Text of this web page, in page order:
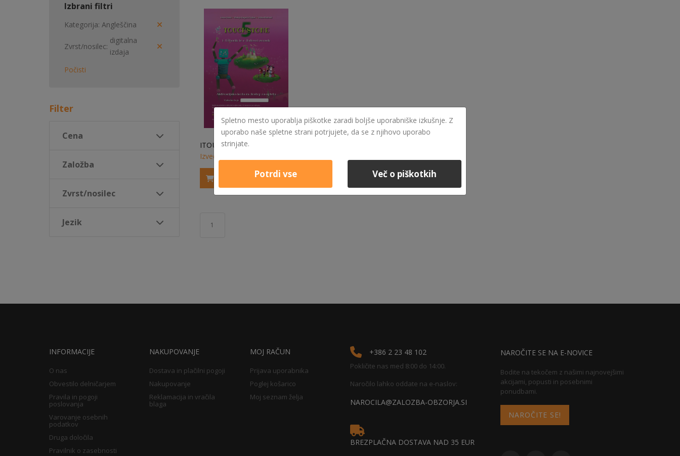
ITOUCHSTONE 5 - I-UČBENIK ZA POUK ANGLEŠČINE V 5. RAZREDU
Izvedi več
1
Izbrani filtri
Kategorija Angleščina
Zvrst/nosilec
digitalna
izdaja
Počisti
Filter
Cena
Založba
Zvrst/nosilec
Jezik
INFORMACIJE
O nas
Obvestilo delničarjem
Pravila in pogoji
poslovanja
Varovanje osebnih
podatkov
Druga določila
Pravilnik o zasebnosti
NAKUPOVANJE
Dostava in plačilni pogoji
Nakupovanje
Reklamacija in vračila
blaga
MOJ RAČUN
Prijava uporabnika
Poglej košarico
Moj seznam želja
+386 2 23 48 102
Pokličite nas med 8:00 do 14:00.
Naročilo lahko oddate na e-naslov:
NAROCILA@ZALOZBA-OBZORJA.SI
BREZPLAČNA DOSTAVA NAD 35 EUR
NAROČITE SE NA E-NOVICE
Bodite na tekočem z našimi najnovejšimi
akcijami, popusti in posebnimi
ponudbami.
NAROČITE SE!
Spletno mesto uporablja piškotke zaradi boljše uporabniške izkušnje. Z
uporabo naše spletne strani potrjujete, da se z njihovo uporabo
strinjate.
Potrdi vse Več o piškotkih